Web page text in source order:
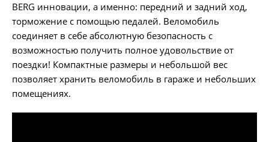
BERG инновации, а именно: передний и задний ход,
торможение с помощью педалей. Веломобиль
соединяет в себе абсолютную безопасность с
возможностью получить полное удовольствие от
поездки! Компактные размеры и небольшой вес
позволяет хранить веломобиль в гараже и небольших
помещениях.